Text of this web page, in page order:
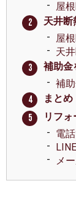
屋
天井断
屋
天
補助金
補
まとめ
リフ
電
メ